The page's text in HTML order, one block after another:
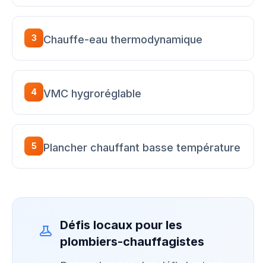
3 Chauffe-eau thermodynamique
4 VMC hygroréglable
5 Plancher chauffant basse température
Défis locaux pour les
plombiers-chauffagistes